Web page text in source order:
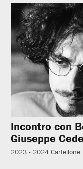
Incontro con
Giuseppe
2023 - 2024 Cartellone